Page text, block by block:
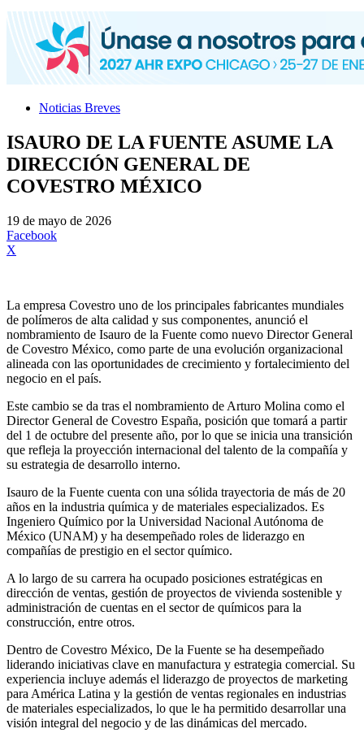
Noticias Breves
ISAURO DE LA FUENTE ASUME LA
DIRECCIÓN GENERAL DE
COVESTRO MÉXICO
19 de mayo de 2026
Facebook
X
La empresa Covestro uno de los principales fabricantes mundiales
de polímeros de alta calidad y sus componentes, anunció el
nombramiento de Isauro de la Fuente como nuevo Director General
de Covestro México, como parte de una evolución organizacional
alineada con las oportunidades de crecimiento y fortalecimiento del
negocio en el país.
Este cambio se da tras el nombramiento de Arturo Molina como el
Director General de Covestro España, posición que tomará a partir
del 1 de octubre del presente año, por lo que se inicia una transición
que refleja la proyección internacional del talento de la compañía y
su estrategia de desarrollo interno.
Isauro de la Fuente cuenta con una sólida trayectoria de más de 20
años en la industria química y de materiales especializados. Es
Ingeniero Químico por la Universidad Nacional Autónoma de
México (UNAM) y ha desempeñado roles de liderazgo en
compañías de prestigio en el sector químico.
A lo largo de su carrera ha ocupado posiciones estratégicas en
dirección de ventas, gestión de proyectos de vivienda sostenible y
administración de cuentas en el sector de químicos para la
construcción, entre otros.
Dentro de Covestro México, De la Fuente se ha desempeñado
liderando iniciativas clave en manufactura y estrategia comercial. Su
experiencia incluye además el liderazgo de proyectos de marketing
para América Latina y la gestión de ventas regionales en industrias
de materiales especializados, lo que le ha permitido desarrollar una
visión integral del negocio y de las dinámicas del mercado.